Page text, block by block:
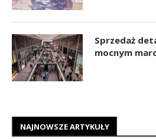
Sprzedaż
mocnym
NAJNOWSZE ARTYKUŁY